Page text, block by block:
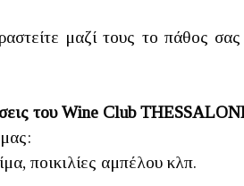
μαζί τους το πάθος
του Wine Club
ποικιλίες αμπέλου κλπ.